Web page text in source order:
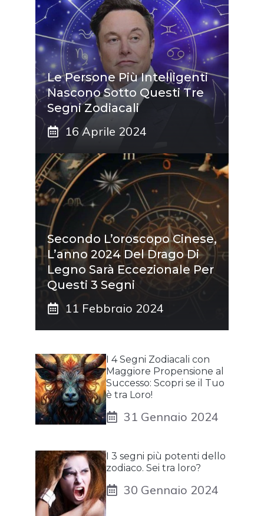
Le Persone Più Intelligenti
Nascono Sotto Questi Tre
Segni Zodiacali
16 Aprile 2024
Secondo L’oroscopo Cinese,
L’anno 2024 Del Drago Di
Legno Sarà Eccezionale Per
Questi 3 Segni
11 Febbraio 2024
I 4 Segni Zodiacali con
Maggiore Propensione al
Successo: Scopri se il Tuo
è tra Loro!
31 Gennaio 2024
I 3 segni più potenti dello
zodiaco. Sei tra loro?
30 Gennaio 2024